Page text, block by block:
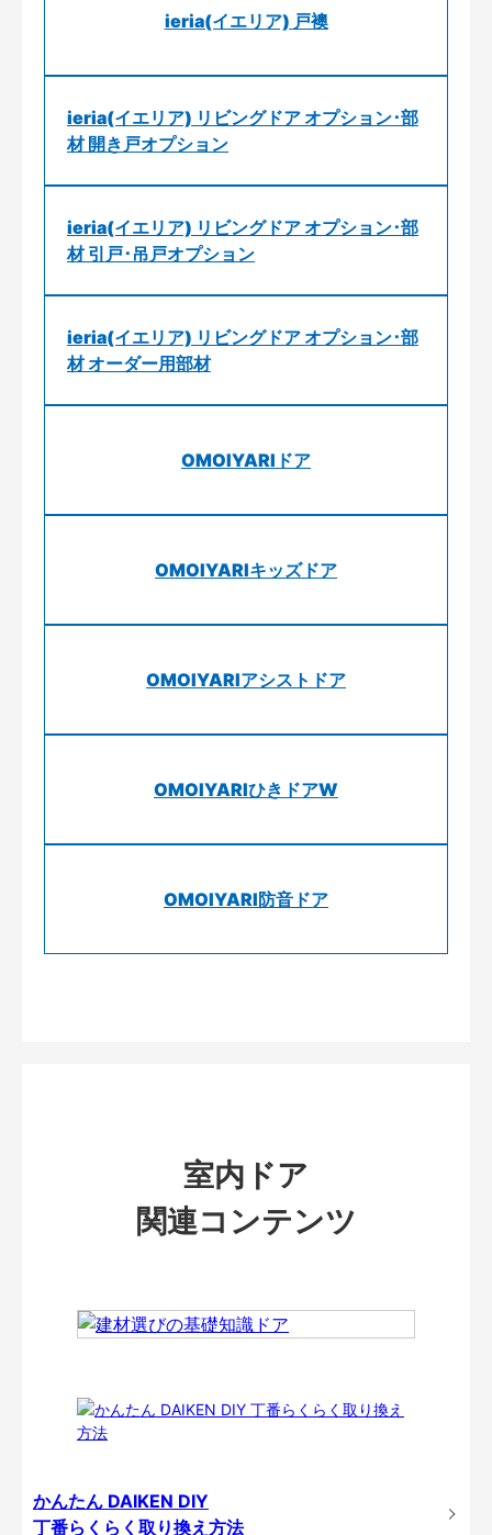
ieria(イエリア) 戸襖
ieria(イエリア) リビングドア オプション･部
材 開き戸オプション
ieria(イエリア) リビングドア オプション･部
材 引戸･吊戸オプション
ieria(イエリア) リビングドア オプション･部
材 オーダー用部材
OMOIYARIドア
OMOIYARIキッズドア
OMOIYARIアシストドア
OMOIYARIひきドアW
OMOIYARI防音ドア
室内ドア
関連コンテンツ
かんたん DAIKEN DIY
丁番らくらく取り換え方法